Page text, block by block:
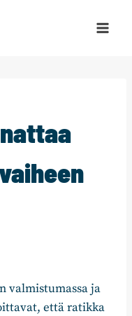
valmistumassa ja
että ratikka